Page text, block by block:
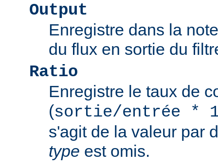
Output
Enregistre dans la
du flux en sortie du
Ratio
Enregistre le taux de
(sortie/entrée *
s'agit de la valeur par
type est omis.